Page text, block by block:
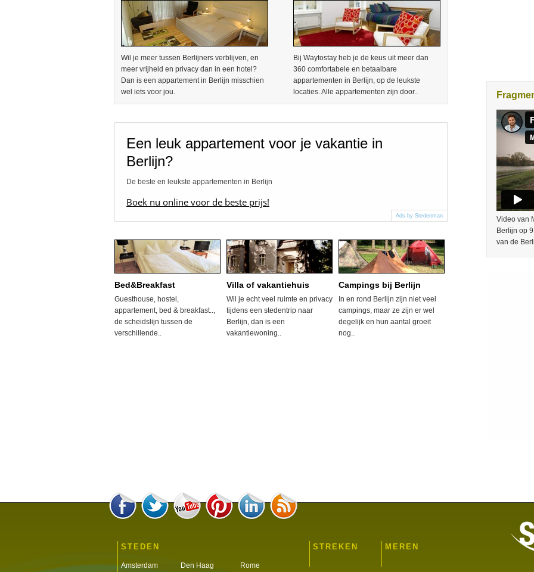
Wil je meer tussen Berlijners verblijven, en
meer vrijheid en privacy dan in een hotel?
Dan is een appartement in Berlijn misschien
wel iets voor jou.
Bij Waytostay heb je de keus uit meer dan
360 comfortabele en betaalbare
appartementen in Berlijn, op de leukste
locaties. Alle appartementen zijn door..
Een leuk appartement voor je vakantie in
Berlijn?
De beste en leukste appartementen in Berlijn
Boek nu online voor de beste prijs!
Ads by Stedenman
Bed&Breakfast
Guesthouse, hostel,
appartement, bed & breakfast..,
de scheidslijn tussen de
verschillende..
Villa of vakantiehuis
Wil je echt veel ruimte en privacy
tijdens een stedentrip naar
Berlijn, dan is een
vakantiewoning..
Campings bij Berlijn
In en rond Berlijn zijn niet veel
campings, maar ze zijn er wel
degelijk en hun aantal groeit
nog..
Video van
Berlijn op
van de
STEDEN
Amsterdam Den Haag Rome
STREKEN
MEREN